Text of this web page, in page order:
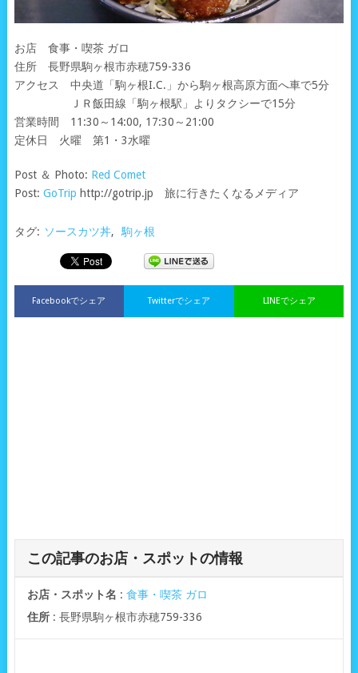
お店 食事・喫茶 ガロ
住所 長野県駒ヶ根市赤穂759-336
アクセス 中央道「駒ヶ根I.C.」から駒ヶ根高原方面へ車で5分
ＪＲ飯田線「駒ヶ根駅」よりタクシーで15分
営業時間 11:30～14:00, 17:30～21:00
定休日 火曜 第1・3水曜
Post ＆ Photo: Red Comet
Post: GoTrip http://gotrip.jp 旅に行きたくなるメディア
タグ: ソースカツ丼, 駒ヶ根
Facebookでシェア LINEでシェア
Twitterでシェア
この記事のお店・スポットの情報
お店・スポット名 : 食事・喫茶 ガロ
住所: 長野県駒ヶ根市赤穂759-336